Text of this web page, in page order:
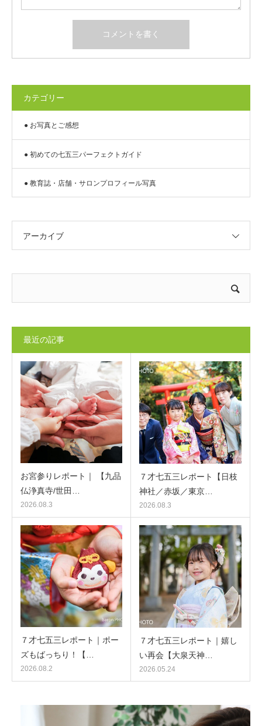
カテゴリー
● お写真とご感想
● 初めての七五三パーフェクトガイド
● 教育誌・店舗・サロンプロフィール写真
アーカイブ
最近の記事
お宮参りレポート｜ 【九品
仏浄真寺/世田…
2026.08.3
７才七五三レポート【日枝
神社／赤坂／東京…
2026.08.3
７才七五三レポート｜ポー
ズもばっちり！【…
2026.08.2
７才七五三レポート｜嬉し
い再会【大泉天神…
2026.05.24